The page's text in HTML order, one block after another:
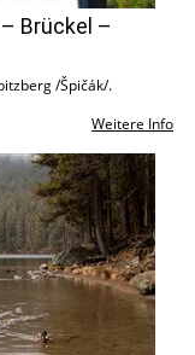
Brückel –
/Špičák/.
Weitere Info